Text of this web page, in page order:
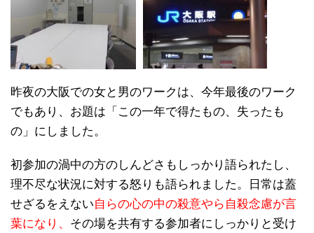
昨夜の大阪での女と男のワークは、今年最後のワーク
でもあり、お題は「この一年で得たもの、失ったも
の」にしました。
初参加の渦中の方のしんどさもしっかり語られたし、
理不尽な状況に対する怒りも語られました。日常は蓋
せざるをえない自らの心の中の殺意やら自殺念慮が言
葉になり、 その場を共有する参加者にしっかりと受け